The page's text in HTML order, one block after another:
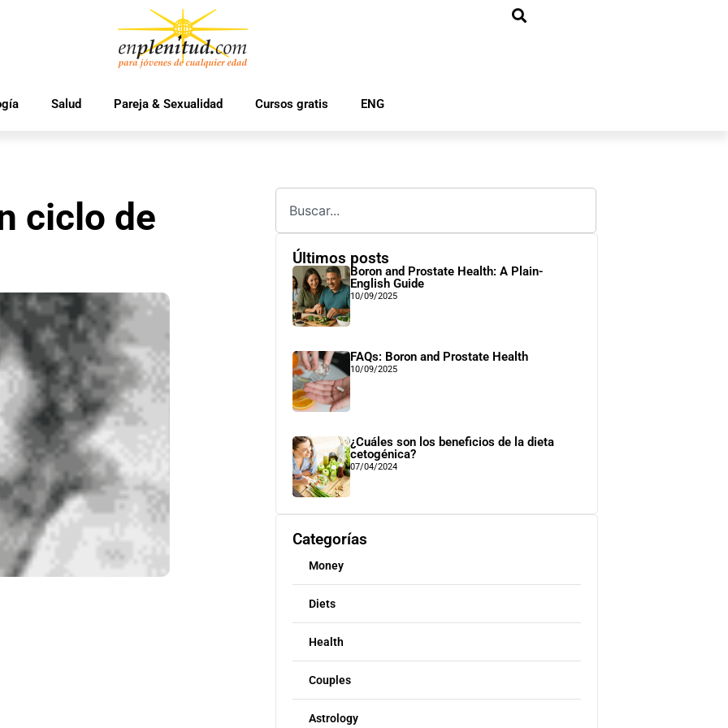
Salud Pareja & Sexualidad Cursos gratis ENG
ciclo de
Últimos posts
Boron and Prostate Health: A Plain-
English Guide
10/09/2025
FAQs: Boron and Prostate Health
10/09/2025
¿Cuáles son los beneficios de la dieta
cetogénica?
07/04/2024
Categorías
Money
Diets
Health
Couples
Astrology